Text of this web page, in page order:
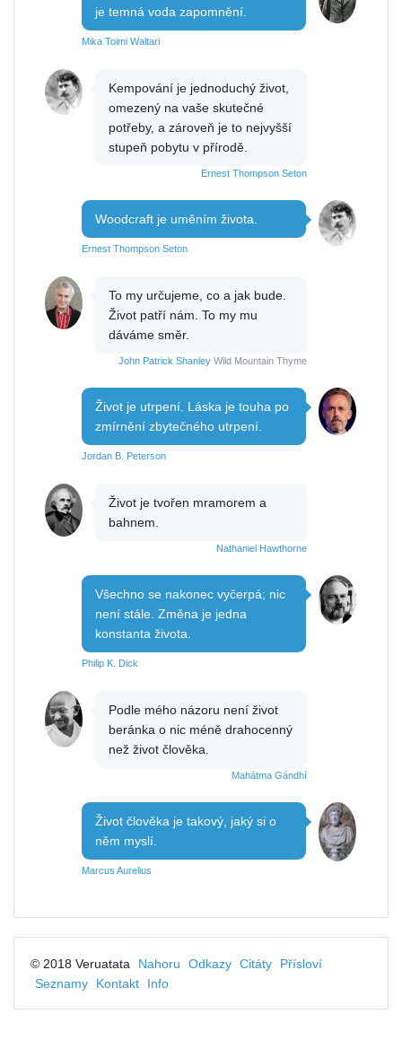
je temná voda zapomnění.
Mika Toimi Waltari
Kempování je jednoduchý život,
omezený na vaše skutečné
potřeby, a zároveň je to nejvyšší
stupeň pobytu v přírodě.
Ernest Thompson Seton
Woodcraft je uměním života.
Ernest Thompson Seton
To my určujeme, co a jak bude.
Život patří nám. To my mu
dáváme směr.
John Patrick Shanley Wild Mountain Thyme
Život je utrpení. Láska je touha po
zmírnění zbytečného utrpení.
Jordan B. Peterson
Život je tvořen mramorem a
bahnem.
Nathaniel Hawthorne
Všechno se nakonec vyčerpá; nic
není stále. Změna je jedna
konstanta života.
Philip K. Dick
Podle mého názoru není život
beránka o nic méně drahocenný
než život člověka.
Mahátma Gándhí
Život člověka je takový, jaký si o
něm myslí.
Marcus Aurelius
© 2018 Veruatata Nahoru Odkazy Citáty
Přísloví
Seznamy
Kontakt Info